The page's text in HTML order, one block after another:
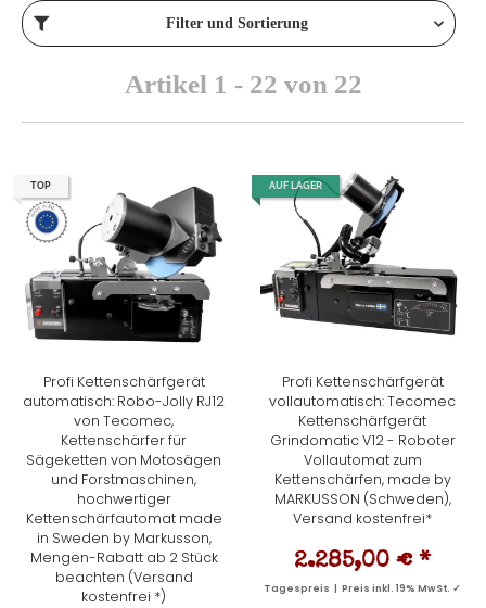
Filter und Sortierung
Artikel 1 - 22 von 22
TOP
Profi Kettenschärfgerät
automatisch: Robo-Jolly RJ12
von Tecomec,
Kettenschärfer für
Sägeketten von Motosägen
und Forstmaschinen,
hochwertiger
Kettenschärfautomat made
in Sweden by Markusson,
Mengen-Rabatt ab 2 Stück
beachten (Versand
kostenfrei *)
AUF LAGER
Profi Kettenschärfgerät
vollautomatisch: Tecomec
Kettenschärfgerät
Grindomatic V12 - Roboter
Vollautomat zum
Kettenschärfen, made by
MARKUSSON (Schweden),
Versand kostenfrei*
2.285,00 € *
Tagespreis | Preis inkl. 19% MwSt. ✓